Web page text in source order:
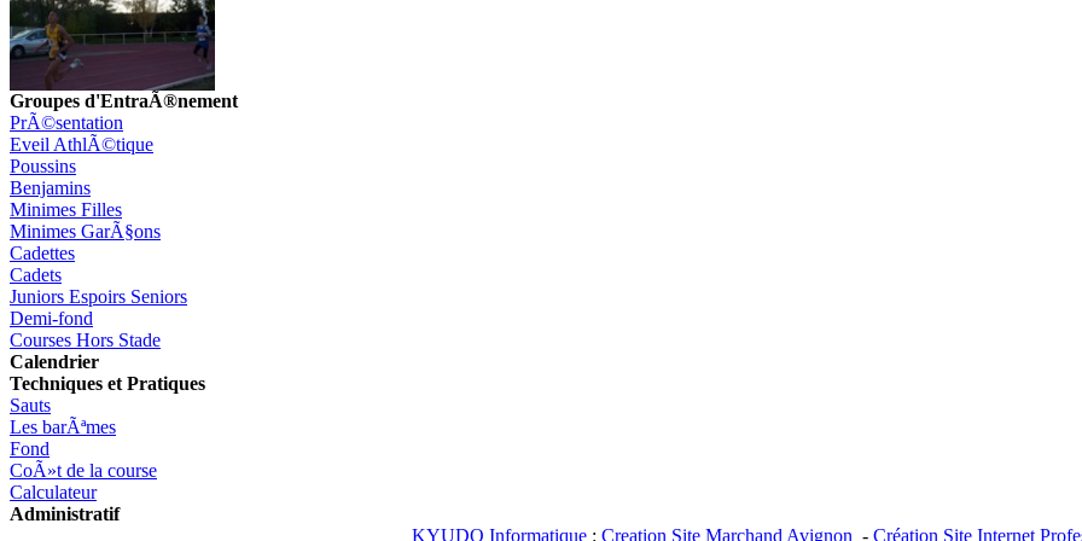
Groupes d'EntraÃ®nement
PrÃ©sentation
Eveil AthlÃ©tique
Poussins
Benjamins
Minimes Filles
Minimes GarÃ§ons
Cadettes
Cadets
Juniors Espoirs Seniors
Demi-fond
Courses Hors Stade
Calendrier
Techniques et Pratiques
Sauts
Les barÃªmes
Fond
CoÃ»t de la course
Calculateur
Administratif
KYUDO Informatique: Creation Site Marchand Avignon - Création Site Internet